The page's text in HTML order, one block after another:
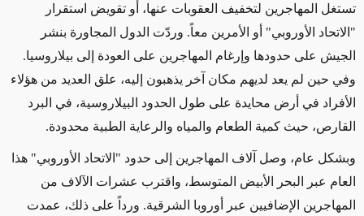
تستغل المهاجرين لتخفيف العقوبات عنها، أو تقويض استقرار
"الاتحاد الأوروبي" أو الأمرين معاً. وردّت الدول المجاورة بنشر
الجيش على حدودها وإرغام المهاجرين على العودة إلى بيلاروسيا.
وفي حين لم يعد لديهم مكان آخر يذهبون إليه، علق العديد من هؤلاء
الأفراد في أرض محايدة على طول الحدود البيلاروسية، في البرد
القارص، حيث كمية الطعام والمياه والرعاية الطبية محدودة.
وبشكل عام، وصل آلاف المهاجرين إلى حدود "الاتحاد الأوروبي" هذا
العام عبر البحر الأبيض المتوسط، واقترب عشرات الآلاف من
المهاجرين الإضافيين عبر أوروبا الشرقية. ورداً على ذلك، عمدت